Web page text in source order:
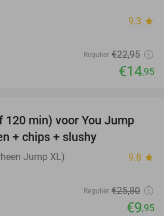
9.3 star
Regulier €22,95
€14,95
61%
min) voor You Jump
+ chips + slushy
Jump XL) 9.8 star
Regulier €25,80
€9,95